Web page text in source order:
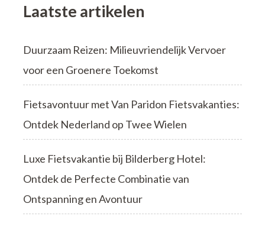
Laatste artikelen
Duurzaam Reizen: Milieuvriendelijk Vervoer
voor een Groenere Toekomst
Fietsavontuur met Van Paridon Fietsvakanties:
Ontdek Nederland op Twee Wielen
Luxe Fietsvakantie bij Bilderberg Hotel:
Ontdek de Perfecte Combinatie van
Ontspanning en Avontuur